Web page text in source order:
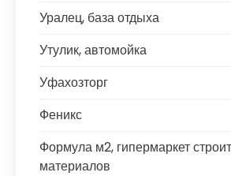
Уралец, база отдыха
Утулик, автомойка
Уфахозторг
Феникс
Формула м2, гипермаркет
материалов